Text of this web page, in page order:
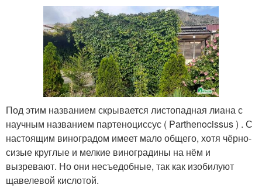
Под этим названием скрывается листопадная лиана с
научным названием партеноциссус ( Parthenocissus ) . С
настоящим виноградом имеет мало общего, хотя чёрно-
сизые круглые и мелкие виноградины на нём и
вызревают. Но они несъедобные, так как изобилуют
щавелевой кислотой.